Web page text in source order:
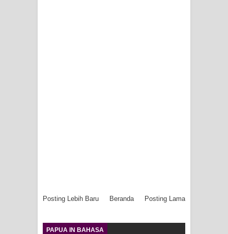
Posting Lebih Baru Posting Lama
Beranda
PAPUA IN BAHASA